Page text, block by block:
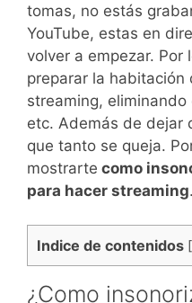
tomas, no estás
YouTube, estas en
volver a empezar. Por
preparar la habitación
streaming,
etc. Además de dejar
que tanto se queja.
mostrarte como
para hacer streaming.
Indice de contenidos [
¿Como